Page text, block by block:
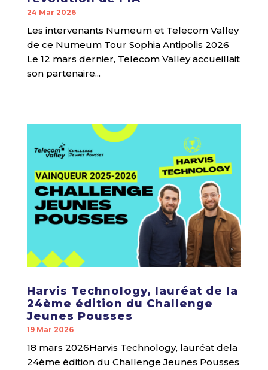
24 Mar 2026
Les intervenants Numeum et Telecom Valley
de ce Numeum Tour Sophia Antipolis 2026
Le 12 mars dernier, Telecom Valley accueillait
son partenaire...
Harvis Technology, lauréat de la
24ème édition du Challenge
Jeunes Pousses
19 Mar 2026
18 mars 2026Harvis Technology, lauréat dela
24ème édition du Challenge Jeunes Pousses